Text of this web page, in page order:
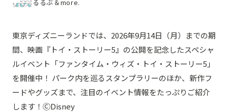
るるぶ＆more.
東京ディズニーランドでは、2026年9月14日（月）までの期
間、映画『トイ・ストーリー5』の公開を記念したスペシャ
ルイベント「ファンタイム・ウィズ・トイ・ストーリー5」
を開催中！ パーク内を巡るスタンプラリーのほか、新作フ
ードやグッズまで、注目のイベント情報をたっぷりご紹介
します！ⒸDisney